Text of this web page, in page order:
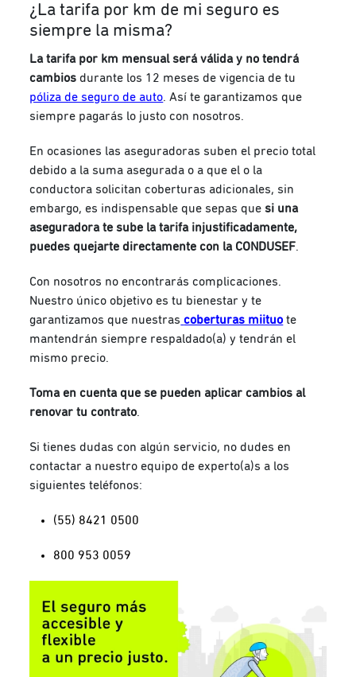
¿La tarifa por km de mi seguro es
siempre la misma?
La tarifa por km mensual será válida y no tendrá
cambios durante los 12 meses de vigencia de tu
póliza de seguro de auto. Así te garantizamos que
siempre pagarás lo justo con nosotros.
En ocasiones las aseguradoras suben el precio total
debido a la suma asegurada o a que el o la
conductora solicitan coberturas adicionales, sin
embargo, es indispensable que sepas quesi una
aseguradora te sube la tarifa injustificadamente,
puedes quejarte directamente con la CONDUSEF.
Con nosotros no encontrarás complicaciones.
Nuestro único objetivo es tu bienestar y te
garantizamos que nuestras coberturas miituo te
mantendrán siempre respaldado(a) y tendrán el
mismo precio.
Toma en cuenta que se pueden aplicar cambios al
renovar tu contrato.
Si tienes dudas con algún servicio, no dudes en
contactar a nuestro equipo de experto(a)s a los
siguientes teléfonos:
(55) 8421 0500
800 953 0059